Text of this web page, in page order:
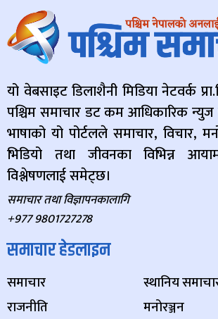
यो वेबसाइट डिलाशैनी मिडिया नेटवर्क
पश्चिम समाचार डट कम आधिकारिक न्युज
भाषाको यो पोर्टलले समाचार, विचार,
भिडियो तथा जीवनका विभिन्न
विश्लेषणलाई समेट्छ।
समाचार तथा विज्ञापनकालागि
+977 9801727278
समाचार हेडलाइन
समाचार
राजनीति
स्थानिय
मनोरञ्जन